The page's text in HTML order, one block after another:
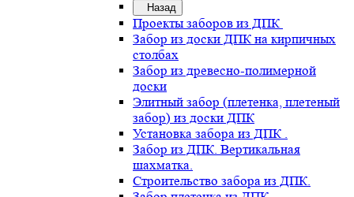
Назад
Проекты заборов из ДПК
Забор из доски ДПК на кирпичных
столбах
Забор из древесно-полимерной
доски
Элитный забор (плетенка, плетеный
забор) из доски ДПК
Установка забора из ДПК .
Забор из ДПК. Вертикальная
шахматка.
Строительство забора из ДПК.